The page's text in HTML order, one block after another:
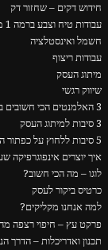
חידוש דקים – שחזור דק
עבודות טיח וצבע ברמה 1 מעל כולם
חשמל ואינסטלציה
עבודות ריצוף
מיתוג העסק
שיווק רגשי
3 האלמנטים הכי חשובים ביצירת באנר לדף העסק שלך
3 סיבות למיתוג העסק
5 סיבות ללחוץ על כפתור השיתוף
איך יוצרים אינפוגרפיקה
לוגו – מה הכי חשוב?
כרטיס ביקור לעסק
למה אנחנו מקליקים?
פרקט עץ – חיפוי רצפה
תכנון ואדריכלות – הדרך